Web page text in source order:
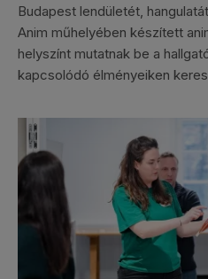
Budapest lendületét,
Anim műhelyében készített
helyszínt mutatnak be a
kapcsolódó élményeiken